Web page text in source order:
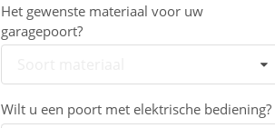
Het gewenste materiaal voor uw
garagepoort?
Wilt u een poort met elektrische bediening?